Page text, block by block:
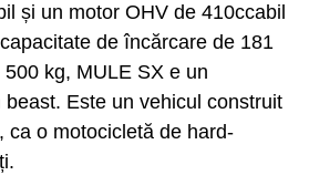
și un motor OHV de 410ccabil
de încărcare de 181
kg, MULE SX e un
Este un vehicul construit
ca o motocicletă de hard-